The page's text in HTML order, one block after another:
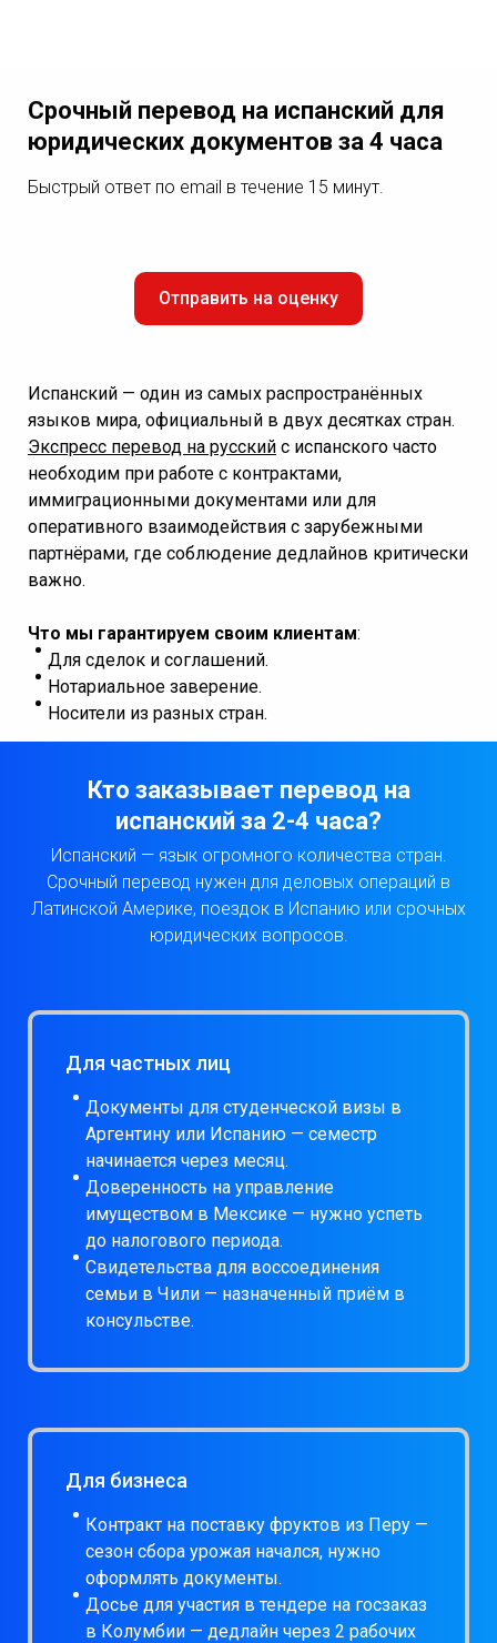
Срочный перевод на испанский для
юридических документов за 4 часа
Быстрый ответ по email в течение 15 минут.
Отправить на оценку
Испанский — один из самых распространённых
языков мира, официальный в двух десятках стран.
Экспресс перевод на русский с испанского часто
необходим при работе с контрактами,
иммиграционными документами или для
оперативного взаимодействия с зарубежными
партнёрами, где соблюдение дедлайнов критически
важно.
Что мы гарантируем своим клиентам:
Для сделок и соглашений.
Нотариальное заверение.
Носители из разных стран.
Кто заказывает перевод на
испанский за 2-4 часа?
Испанский — язык огромного количества стран.
Срочный перевод нужен для деловых операций в
Латинской Америке, поездок в Испанию или срочных
юридических вопросов.
Для частных лиц
Документы для студенческой визы в
Аргентину или Испанию — семестр
начинается через месяц.
Доверенность на управление
имуществом в Мексике — нужно успеть
до налогового периода.
Свидетельства для воссоединения
семьи в Чили — назначенный приём в
консульстве.
Для бизнеса
Контракт на поставку фруктов из Перу —
сезон сбора урожая начался, нужно
оформлять документы.
Досье для участия в тендере на госзаказ
в Колумбии — дедлайн через 2 рабочих